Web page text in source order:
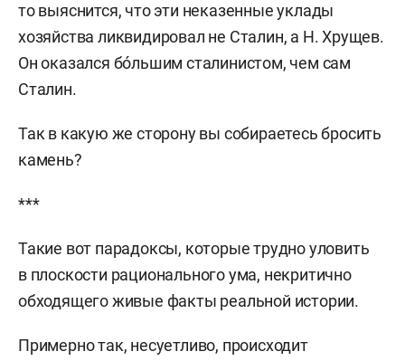
то выяснится, что эти неказенные уклады
хозяйства ликвидировал не Сталин, а Н. Хрущев.
Он оказался бóльшим сталинистом, чем сам
Сталин.
Так в какую же сторону вы собираетесь бросить
камень?
***
Такие вот парадоксы, которые трудно уловить
в плоскости рационального ума, некритично
обходящего живые факты реальной истории.
Примерно так, несуетливо, происходит